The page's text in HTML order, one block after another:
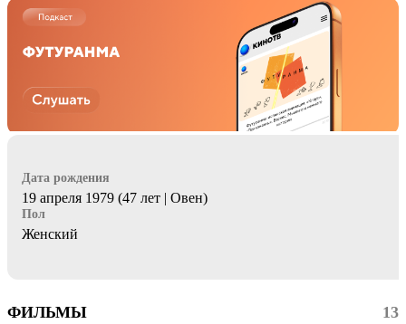
Дата рождения
19 апреля 1979 (47 лет | Овен)
Пол
Женский
ФИЛЬМЫ 13